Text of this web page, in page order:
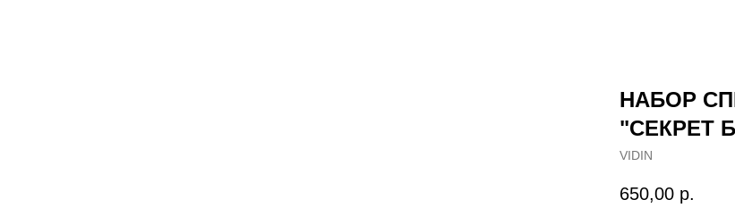
НАБОР
"СЕКРЕТ
VIDIN
650,00 р.